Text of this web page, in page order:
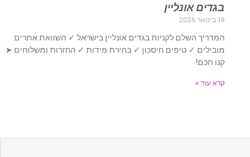
בגדים אונליין
19 בינואר 2026
המדריך השלם לקניות בגדים אונליין בישראל ✓ השוואת אתרים
מובילים ✓ טיפים חיסכון ✓ בחירת מידות ✓ החזרות ומשלוחים ➤
קנו חכם!
קרא עוד »